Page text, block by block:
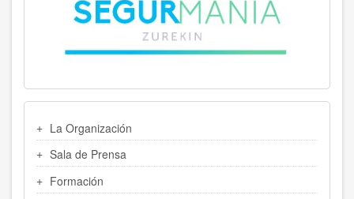
LATERAL
La Organización
Sala de Prensa
Formación